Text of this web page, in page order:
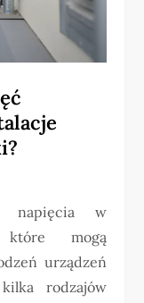
napięcia w
które mogą
urządzeń
rodzajów